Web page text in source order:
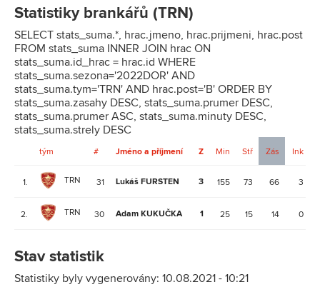
Statistiky brankářů (TRN)
SELECT stats_suma.*, hrac.jmeno, hrac.prijmeni, hrac.post
FROM stats_suma INNER JOIN hrac ON
stats_suma.id_hrac = hrac.id WHERE
stats_suma.sezona='2022DOR' AND
stats_suma.tym='TRN' AND hrac.post='B' ORDER BY
stats_suma.zasahy DESC, stats_suma.prumer DESC,
stats_suma.prumer ASC, stats_suma.minuty DESC,
stats_suma.strely DESC
tým # Jméno a příjmení Z Min Stř Zás Ink
1. TRN 31 Lukáš FURSTEN 3 155 73 66 3
2. TRN 30 Adam KUKUČKA 1 25 15 14 0
Stav statistik
Statistiky byly vygenerovány: 10.08.2021 - 10:21